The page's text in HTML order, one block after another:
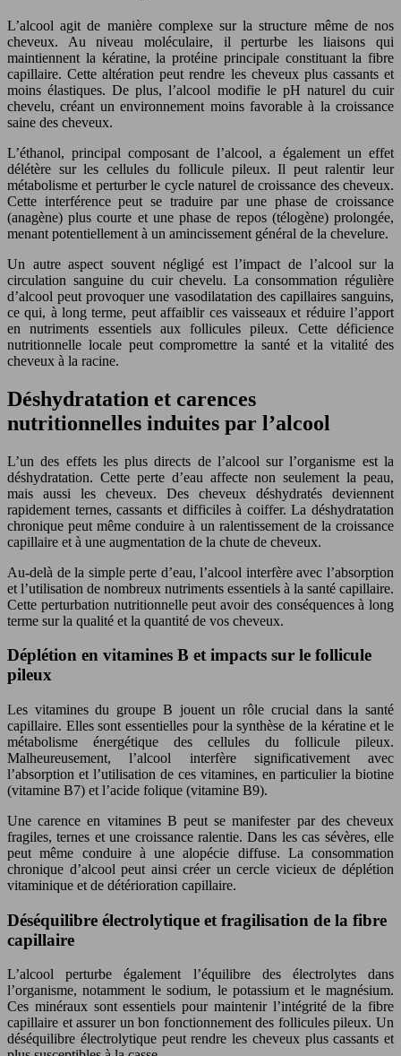
L’alcool agit de manière complexe sur la structure même de nos
cheveux. Au niveau moléculaire, il perturbe les liaisons qui
maintiennent la kératine, la protéine principale constituant la fibre
capillaire. Cette altération peut rendre les cheveux plus cassants et
moins élastiques. De plus, l’alcool modifie le pH naturel du cuir
chevelu, créant un environnement moins favorable à la croissance
saine des cheveux.
L’éthanol, principal composant de l’alcool, a également un effet
délétère sur les cellules du follicule pileux. Il peut ralentir leur
métabolisme et perturber le cycle naturel de croissance des cheveux.
Cette interférence peut se traduire par une phase de croissance
(anagène) plus courte et une phase de repos (télogène) prolongée,
menant potentiellement à un amincissement général de la chevelure.
Un autre aspect souvent négligé est l’impact de l’alcool sur la
circulation sanguine du cuir chevelu. La consommation régulière
d’alcool peut provoquer une vasodilatation des capillaires sanguins,
ce qui, à long terme, peut affaiblir ces vaisseaux et réduire l’apport
en nutriments essentiels aux follicules pileux. Cette déficience
nutritionnelle locale peut compromettre la santé et la vitalité des
cheveux à la racine.
Déshydratation et carences
nutritionnelles induites par l’alcool
L’un des effets les plus directs de l’alcool sur l’organisme est la
déshydratation. Cette perte d’eau affecte non seulement la peau,
mais aussi les cheveux. Des cheveux déshydratés deviennent
rapidement ternes, cassants et difficiles à coiffer. La déshydratation
chronique peut même conduire à un ralentissement de la croissance
capillaire et à une augmentation de la chute de cheveux.
Au-delà de la simple perte d’eau, l’alcool interfère avec l’absorption
et l’utilisation de nombreux nutriments essentiels à la santé capillaire.
Cette perturbation nutritionnelle peut avoir des conséquences à long
terme sur la qualité et la quantité de vos cheveux.
Déplétion en vitamines B et impacts sur le follicule
pileux
Les vitamines du groupe B jouent un rôle crucial dans la santé
capillaire. Elles sont essentielles pour la synthèse de la kératine et le
métabolisme énergétique des cellules du follicule pileux.
Malheureusement, l’alcool interfère significativement avec
l’absorption et l’utilisation de ces vitamines, en particulier la biotine
(vitamine B7) et l’acide folique (vitamine B9).
Une carence en vitamines B peut se manifester par des cheveux
fragiles, ternes et une croissance ralentie. Dans les cas sévères, elle
peut même conduire à une alopécie diffuse. La consommation
chronique d’alcool peut ainsi créer un cercle vicieux de déplétion
vitaminique et de détérioration capillaire.
Déséquilibre électrolytique et fragilisation de la fibre
capillaire
L’alcool perturbe également l’équilibre des électrolytes dans
l’organisme, notamment le sodium, le potassium et le magnésium.
Ces minéraux sont essentiels pour maintenir l’intégrité de la fibre
capillaire et assurer un bon fonctionnement des follicules pileux. Un
déséquilibre électrolytique peut rendre les cheveux plus cassants et